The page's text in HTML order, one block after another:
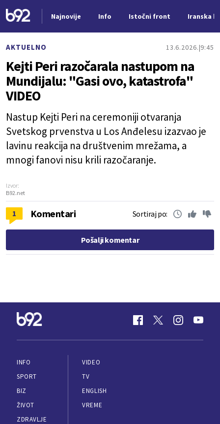
Najnovije Info Istočni front Iranska
AKTUELNO 13.6.2026. 9:45
Kejti Peri razočarala nastupom na
Mundijalu: "Gasi ovo, katastrofa"
VIDEO
Nastup Kejti Peri na ceremoniji otvaranja
Svetskog prvenstva u Los Anđelesu izazvao je
lavinu reakcija na društvenim mrežama, a
mnogi fanovi nisu krili razočaranje.
Izvor:
B92.net
1 Komentari Sortiraj po:
Pošalji komentar
INFO
SPORT
BIZ
ŽIVOT
ZDRAVLJE
VIDEO
TV
ENGLISH
VREME